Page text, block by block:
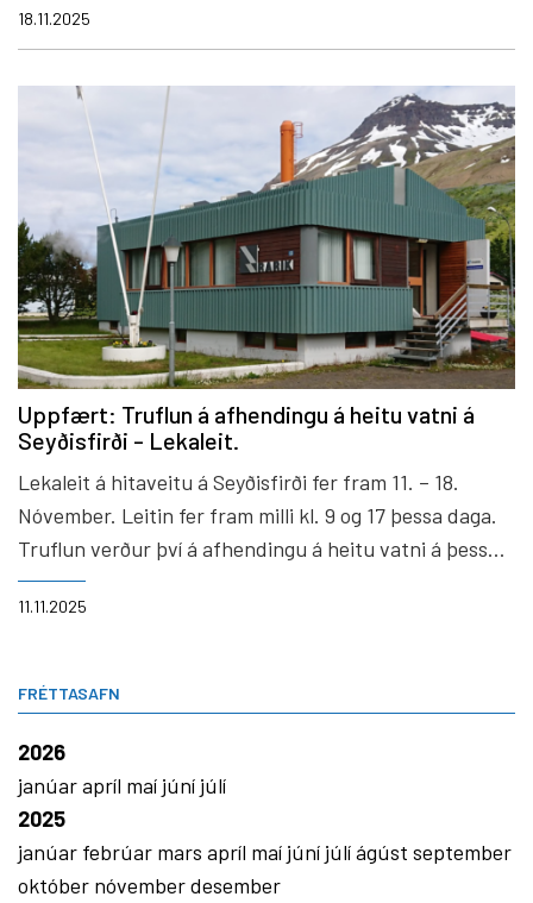
18.11.2025
Uppfært: Truflun á afhendingu á heitu vatni á
Seyðisfirði - Lekaleit.
11.11.2025
Lekaleit á hitaveitu á Seyðisfirði fer fram 11. – 18.
Nóvember. Leitin fer fram milli kl. 9 og 17 þessa daga.
Truflun verður því á afhendingu á heitu vatni á þessu
tímabili. Lekaleit fer þannig fram að lokað er fyrir
ákveðnar götur eða hverfi og síðan gerðar mælingar til
hægt að segja nákvæmlega hvar og hvenær truflanir
verða.
FRÉTTASAFN
2026
janúarapríl maí júní júlí
2025
janúar febrúar mars apríl maí júní júlíágúst september
október nóvemberdesember